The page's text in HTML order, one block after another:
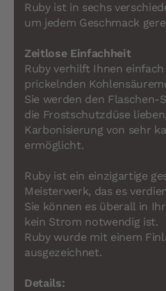
Ruby ist in sechs
um jedem Geschmack
Zeitlose Einfachheit
Ruby verhilft Ihnen
prickelnden
Sie werden den Flaschen-
die Frostschutzdüse
Karbonisierung von sehr
ermöglicht.
Ruby ist ein einzigartige
Meisterwerk, das es
Sie können es überall in
kein Strom notwendig ist.
Ruby wurde mit einem
ausgezeichnet.
Details: